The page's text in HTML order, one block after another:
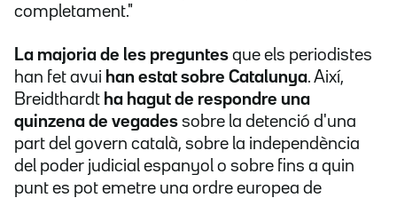
completament."
La majoria de les preguntes que els periodistes
han fet avui han estat sobre Catalunya. Així,
Breidthardt ha hagut de respondre una
quinzena de vegades sobre la detenció d'una
part del govern català, sobre la independència
del poder judicial espanyol o sobre fins a quin
punt es pot emetre una ordre europea de